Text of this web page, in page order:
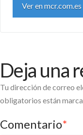
Ver en mcr.com.es
Deja una
Tu dirección de correo
obligatorios están
Comentario*